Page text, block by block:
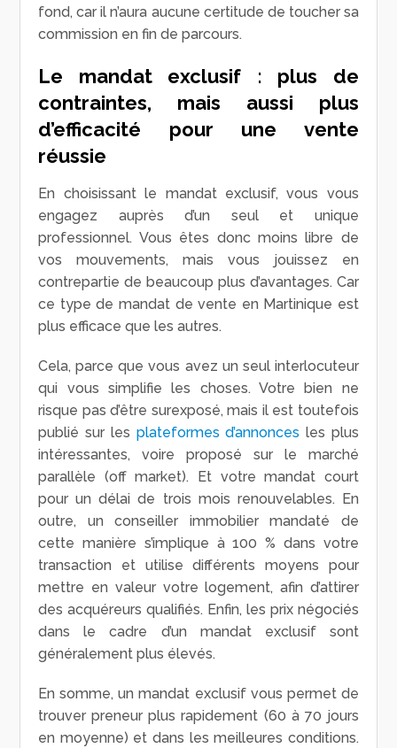
fond, car il n’aura aucune certitude de toucher sa
commission en fin de parcours.
Le mandat exclusif : plus de
contraintes, mais aussi plus
d’efficacité pour une vente
réussie
En choisissant le mandat exclusif, vous vous
engagez auprès d’un seul et unique
professionnel. Vous êtes donc moins libre de
vos mouvements, mais vous jouissez en
contrepartie de beaucoup plus d’avantages. Car
ce type de mandat de vente en Martinique est
plus efficace que les autres.
Cela, parce que vous avez un seul interlocuteur
qui vous simplifie les choses. Votre bien ne
risque pas d’être surexposé, mais il est toutefois
publié sur les plateformes d’annonces les plus
intéressantes, voire proposé sur le marché
parallèle (off market). Et votre mandat court
pour un délai de trois mois renouvelables. En
outre, un conseiller immobilier mandaté de
cette manière s’implique à 100 % dans votre
transaction et utilise différents moyens pour
mettre en valeur votre logement, afin d’attirer
des acquéreurs qualifiés. Enfin, les prix négociés
dans le cadre d’un mandat exclusif sont
généralement plus élevés.
En somme, un mandat exclusif vous permet de
trouver preneur plus rapidement (60 à 70 jours
en moyenne) et dans les meilleures conditions.